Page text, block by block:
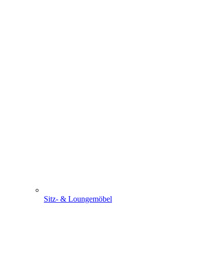
Sitz- & Loungemöbel